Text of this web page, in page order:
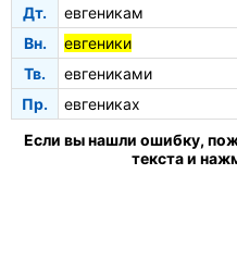
Дт.
евгеникам
Вн.
евгеники
Тв.
евгениками
Пр.
евгениках
Если вы нашли ошибку,
текста и